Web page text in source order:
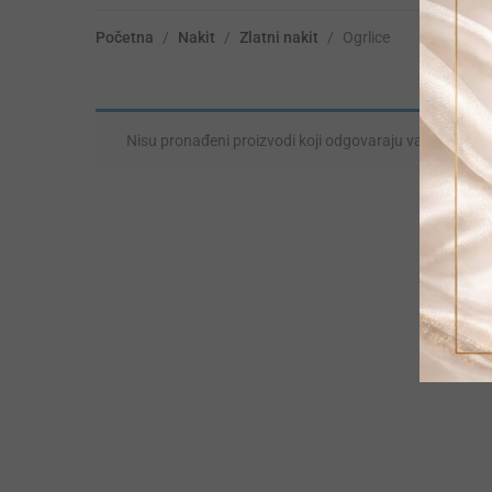
Početna / Nakit / Zlatni nakit / Ogrlice
Nisu pronađeni proizvodi koji odgovaraju vašem